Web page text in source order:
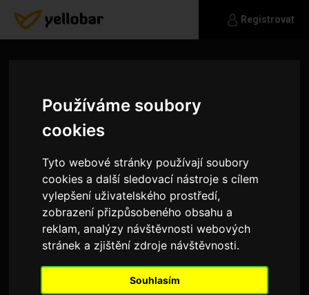
Používáme soubory
cookies
Tyto webové stránky používají soubory
cookies a další sledovací nástroje s cílem
vylepšení uživatelského prostředí,
zobrazení přizpůsobeného obsahu a
reklam, analýzy návštěvnosti webových
stránek a zjištění zdroje návštěvnosti.
Souhlasím
Registrovat
Cucoriedka
Hladam vazny vztah.Mám 40 rokov som